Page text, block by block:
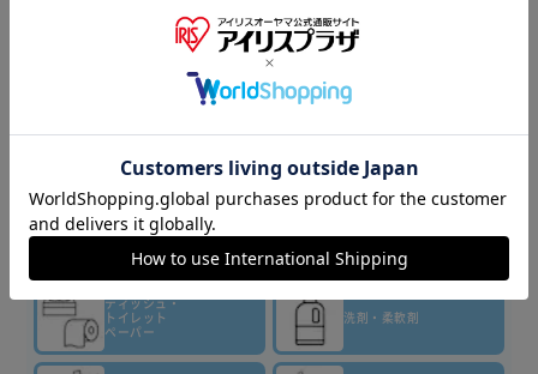
ストレスなし 洗たく槽防カビ*1
つけおきなし 蓄積臭はがす*2
石けんなし *3 シミ一発でスッキリ！ *4
漂白剤なしで黄ばみを一発洗浄*4
汗臭 加齢臭 生乾き臭 1本消臭*2
18時間超抗菌！*5
10％濃縮!*6 少ない量で同じだけ洗える
*1 カビは除去しません。 *2 P&G調べ。 *3 石けんの代わり
に、本品で前洗いした際に同等のシミを落とす効果が得られ
ます。ニオイの度合いで消臭の程度は異なります。 *4 P&G
また、商品がメーカーにて完売となっていた場合、キャンセ
ル又は注文内容の変更をお願いいたしております。
予めご了承くださいますようお願いいたします。
商品情報
▼その他 商品はこちら▼
ティッシュ・
トイレット
ペーパー
洗剤・柔軟剤